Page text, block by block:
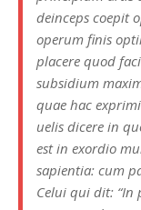
deinceps coepit
operum finis
placere quod
subsidium
quae hac
uelis dicere in
est in exordio
sapientia: cum
Celui qui dit: “In